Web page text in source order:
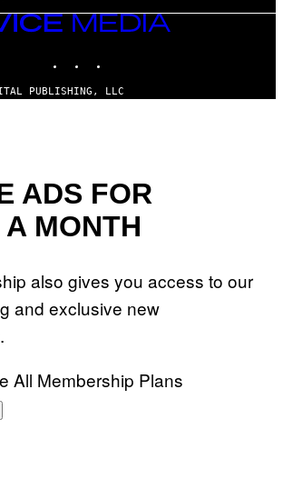
PUBLISHING, LLC
ADS FOR
MONTH
also gives you access to our
and exclusive new
All Membership Plans